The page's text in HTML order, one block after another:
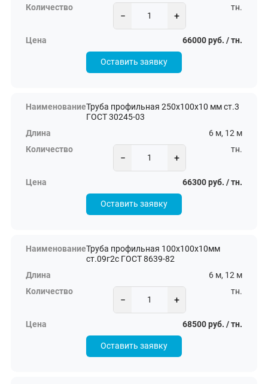
− +
тн.
66000 руб. / тн.
Оставить заявку
Труба профильная 250х100х10 мм ст.3
ГОСТ 30245-03
6 м, 12 м
− +
тн.
66300 руб. / тн.
Оставить заявку
Труба профильная 100х100х10мм
ст.09г2с ГОСТ 8639-82
6 м, 12 м
− +
тн.
68500 руб. / тн.
Оставить заявку